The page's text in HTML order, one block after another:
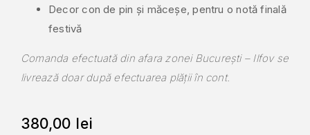
Decor con de pin și măceșe, pentru o notă finală
festivă
Comanda efectuată din afara zonei București – Ilfov se
livrează doar după efectuarea plății în cont.
380,00 lei